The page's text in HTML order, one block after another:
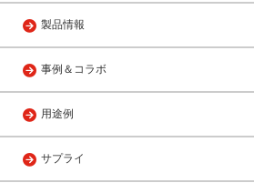
製品情報
事例＆コラボ
用途例
サプライ